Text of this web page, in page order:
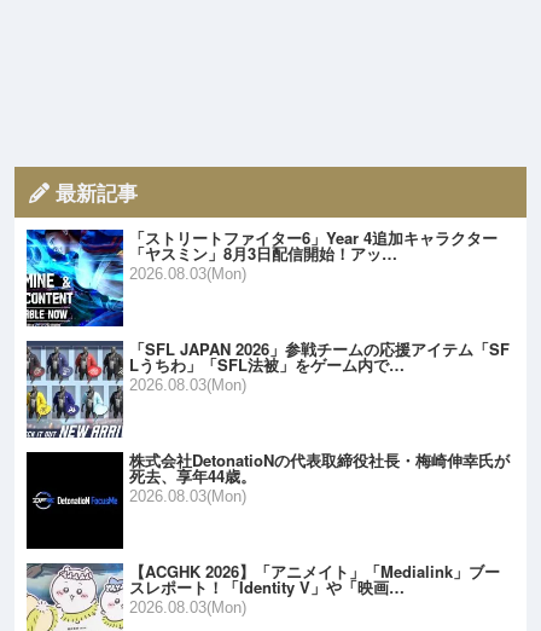
最新記事
「ストリートファイター6」Year 4追加キャラクター
「ヤスミン」8月3日配信開始！アッ…
2026.08.03(Mon)
「SFL JAPAN 2026」参戦チームの応援アイテム「SF
Lうちわ」「SFL法被」をゲーム内で…
2026.08.03(Mon)
株式会社DetonatioNの代表取締役社長・梅崎伸幸氏が
死去、享年44歳。
2026.08.03(Mon)
【ACGHK 2026】「アニメイト」「Medialink」ブー
スレポート！「Identity V」や「映画…
2026.08.03(Mon)